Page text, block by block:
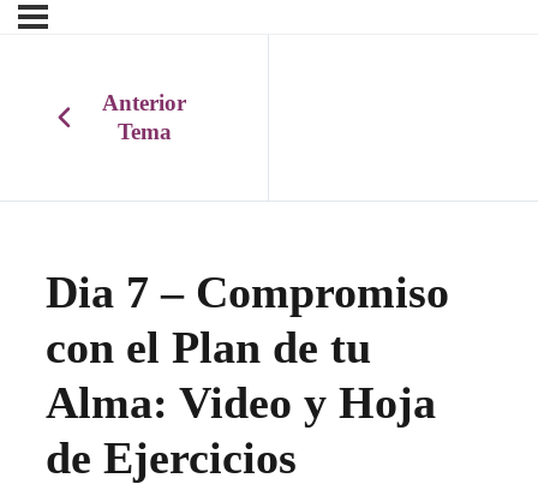
Anterior
Tema
Dia 7 – Compromiso
con el Plan de tu
Alma: Video y Hoja
de Ejercicios